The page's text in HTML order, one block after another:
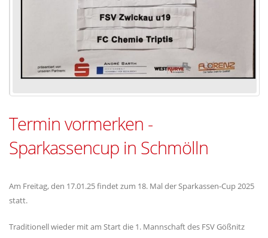
Termin vormerken -
Sparkassencup in Schmölln
Am Freitag, den 17.01.25 findet zum 18. Mal der Sparkassen-Cup 2025
statt.
Traditionell wieder mit am Start die 1. Mannschaft des FSV Gößnitz